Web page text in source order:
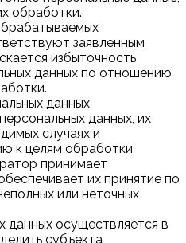
обработки.
заявленным
избыточность
данных по отношению
данных
данных, их
случаях и
к целям обработки
принимает
их принятие по
или неточных
данных осуществляется в
субъекта